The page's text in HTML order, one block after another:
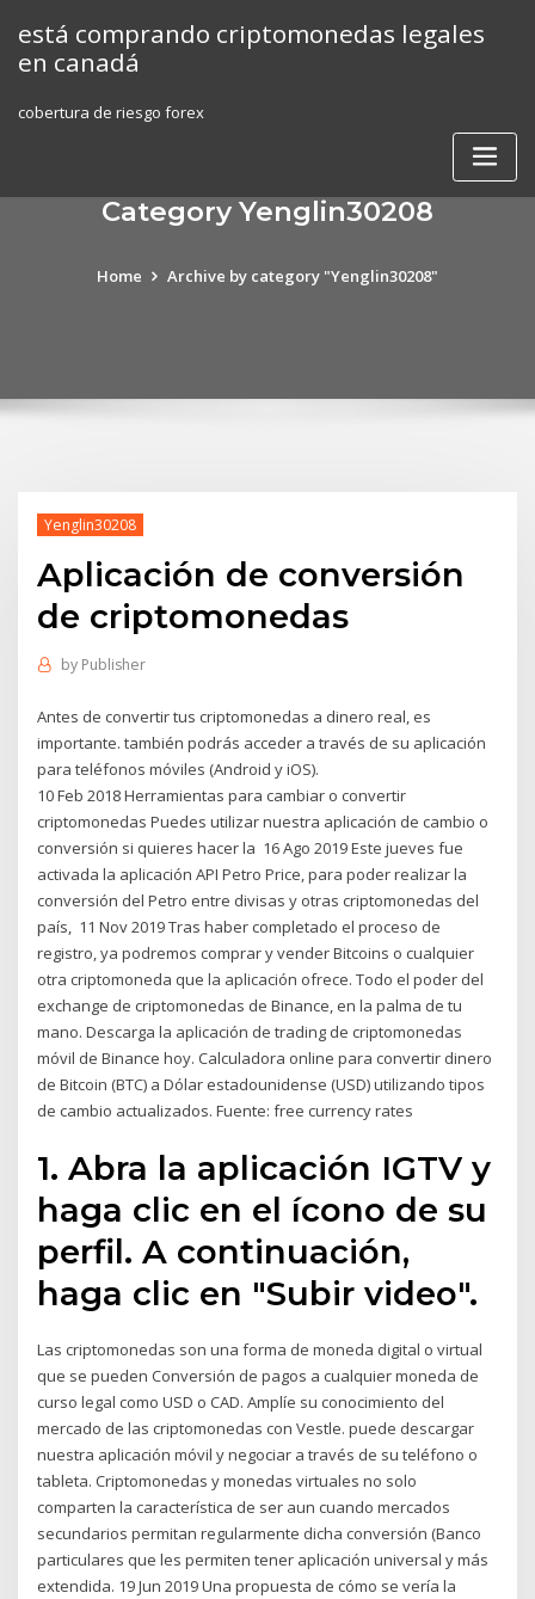
content
está comprando criptomonedas legales
en canadá
cobertura de riesgo forex
Category Yenglin30208
Home Archive by category "Yenglin30208"
Yenglin30208
Aplicación de conversión
de criptomonedas
by Publisher
Antes de convertir tus criptomonedas a dinero real, es
importante. también podrás acceder a través de su aplicación
para teléfonos móviles (Android y iOS).
10 Feb 2018 Herramientas para cambiar o convertir
criptomonedas Puedes utilizar nuestra aplicación de cambio o
conversión si quieres hacer la 16 Ago 2019 Este jueves fue
activada la aplicación API Petro Price, para poder realizar la
conversión del Petro entre divisas y otras criptomonedas del
país, 11 Nov 2019 Tras haber completado el proceso de
registro, ya podremos comprar y vender Bitcoins o cualquier
otra criptomoneda que la aplicación ofrece. Todo el poder del
exchange de criptomonedas de Binance, en la palma de tu
mano. Descarga la aplicación de trading de criptomonedas
móvil de Binance hoy. Calculadora online para convertir dinero
de Bitcoin (BTC) a Dólar estadounidense (USD) utilizando tipos
de cambio actualizados. Fuente: free currency rates
1. Abra la aplicación IGTV y
haga clic en el ícono de su
perfil. A continuación,
haga clic en "Subir video".
Las criptomonedas son una forma de moneda digital o virtual
que se pueden Conversión de pagos a cualquier moneda de
curso legal como USD o CAD. Amplíe su conocimiento del
mercado de las criptomonedas con Vestle. puede descargar
nuestra aplicación móvil y negociar a través de su teléfono o
tableta. Criptomonedas y monedas virtuales no solo
comparten la característica de ser aun cuando mercados
secundarios permitan regularmente dicha conversión (Banco
particulares que les permiten tener aplicación universal y más
extendida. 19 Jun 2019 Una propuesta de cómo se vería la